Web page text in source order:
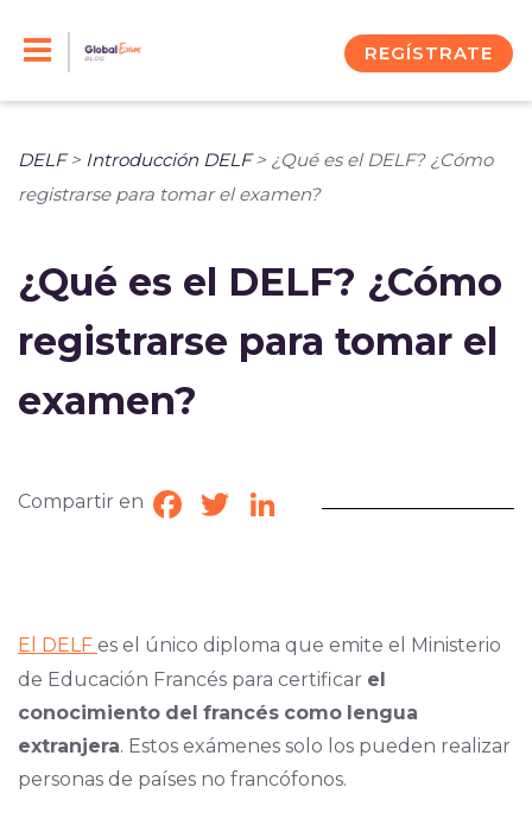
REGÍSTRATE
DELF> Introducción DELF> ¿Qué es el DELF? ¿Cómo
registrarse para tomar el examen?
¿Qué es el DELF? ¿Cómo
registrarse para tomar el
examen?
Compartir en Facebook
TwitterLinkedIn
El DELF es el único diploma que emite el Ministerio
de Educación Francés para certificar el
conocimiento del francés como lengua
extranjera. Estos exámenes solo los pueden realizar
personas de países no francófonos.